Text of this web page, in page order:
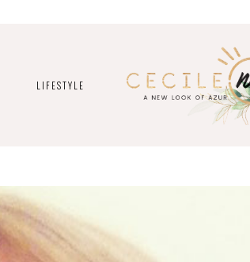
LIFESTYLE